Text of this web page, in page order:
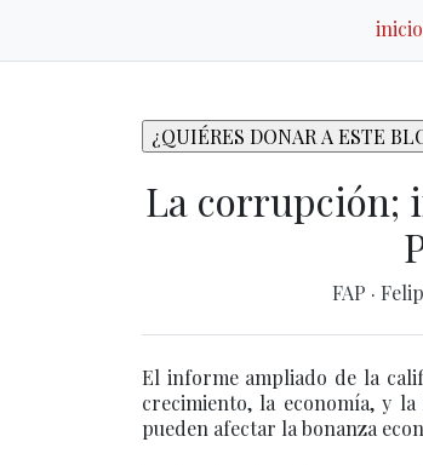
inicio
La corrupción;
FAP ·
El informe ampliado de la
crecimiento, la economía, y la
pueden afectar la bonanza